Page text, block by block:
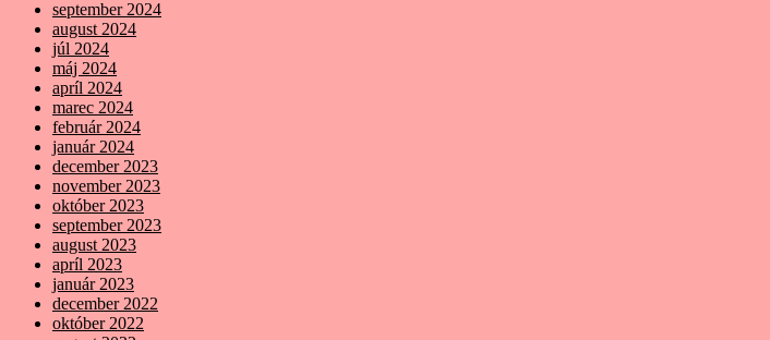
september 2024
august 2024
júl 2024
máj 2024
apríl 2024
marec 2024
február 2024
január 2024
december 2023
november 2023
október 2023
september 2023
august 2023
apríl 2023
január 2023
december 2022
október 2022